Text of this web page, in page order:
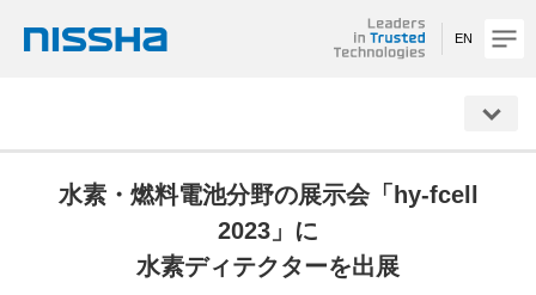
EN
水素・燃料電池分野の展示会「hy-fcell
2023」に
水素ディテクターを出展